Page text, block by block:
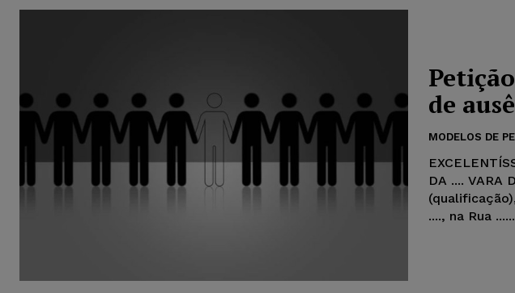
de
MODELOS DE
DA .... VARA
...., na Rua